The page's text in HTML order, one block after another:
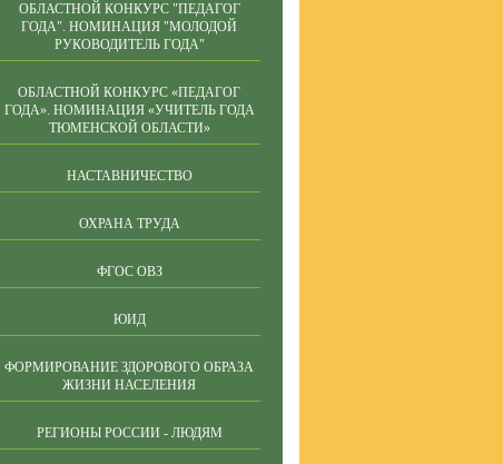
ОБЛАСТНОЙ КОНКУРС "ПЕДАГОГ
ГОДА". НОМИНАЦИЯ "МОЛОДОЙ
РУКОВОДИТЕЛЬ ГОДА"
ОБЛАСТНОЙ КОНКУРС «ПЕДАГОГ
ГОДА». НОМИНАЦИЯ «УЧИТЕЛЬ ГОДА
ТЮМЕНСКОЙ ОБЛАСТИ»
НАСТАВНИЧЕСТВО
ОХРАНА ТРУДА
ФГОС ОВЗ
ЮИД
ФОРМИРОВАНИЕ ЗДОРОВОГО ОБРАЗА
ЖИЗНИ НАСЕЛЕНИЯ
РЕГИОНЫ РОССИИ - ЛЮДЯМ